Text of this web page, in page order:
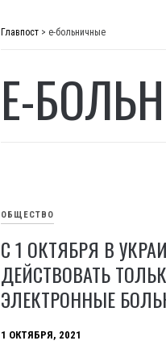
Главпост > е-больничные
Е-
ОБЩЕСТВО
С 1 ОКТЯБРЯ В
ДЕЙСТВОВАТЬ
ЭЛЕКТРОННЫЕ
1 ОКТЯБРЯ, 2021